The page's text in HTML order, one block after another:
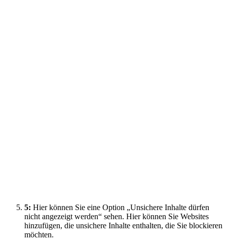
5: Hier können Sie eine Option „Unsichere Inhalte dürfen
nicht angezeigt werden“ sehen. Hier können Sie Websites
hinzufügen, die unsichere Inhalte enthalten, die Sie blockieren
möchten.